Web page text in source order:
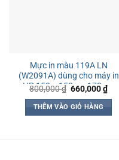
Mực in màu 119A LN
(W2091A) dùng cho máy in
HP 150a, 150nw, 178nw,
179fnw
800,000₫ Giá
là:
800,000 ₫.
660,000₫Giá
hiện
THÊM VÀO GIỎ HÀNG